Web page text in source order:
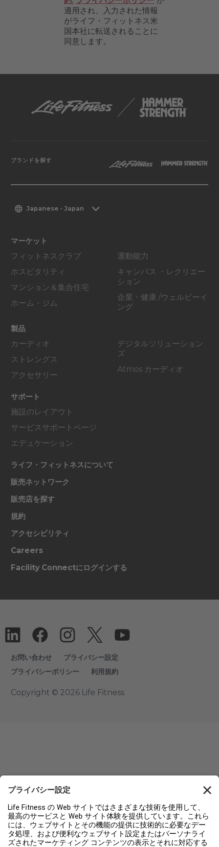
ブランドを探す
Japanese - Japan
マーケット
フィットネスクラブ
ホスピタリティ
マンション＆集合住宅
ホーム・ジム
運動能力
キャンパス ・レクリエー
ション
企業・健康 /ウェルビーイ
ング
製品
カーディオ
ストレングス
アクセサリー
デジタルソリューション
ズ
Atmos カーディオ
サポート
施設のレイアウト
サービスサポートページ
エデュケーション
ライフ・フィットネスについて
販売ネットワーク
販売店を探す
規約
アクセシビリティ
Careers
Facility Connectにログインする
お問い合わせ
プライバシー設定
プライバシーポリシー
利用規約
Copyright © 2026 Life Fitness